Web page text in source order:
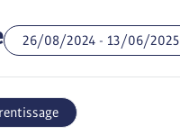
26/08/2024 - 13/06/2025